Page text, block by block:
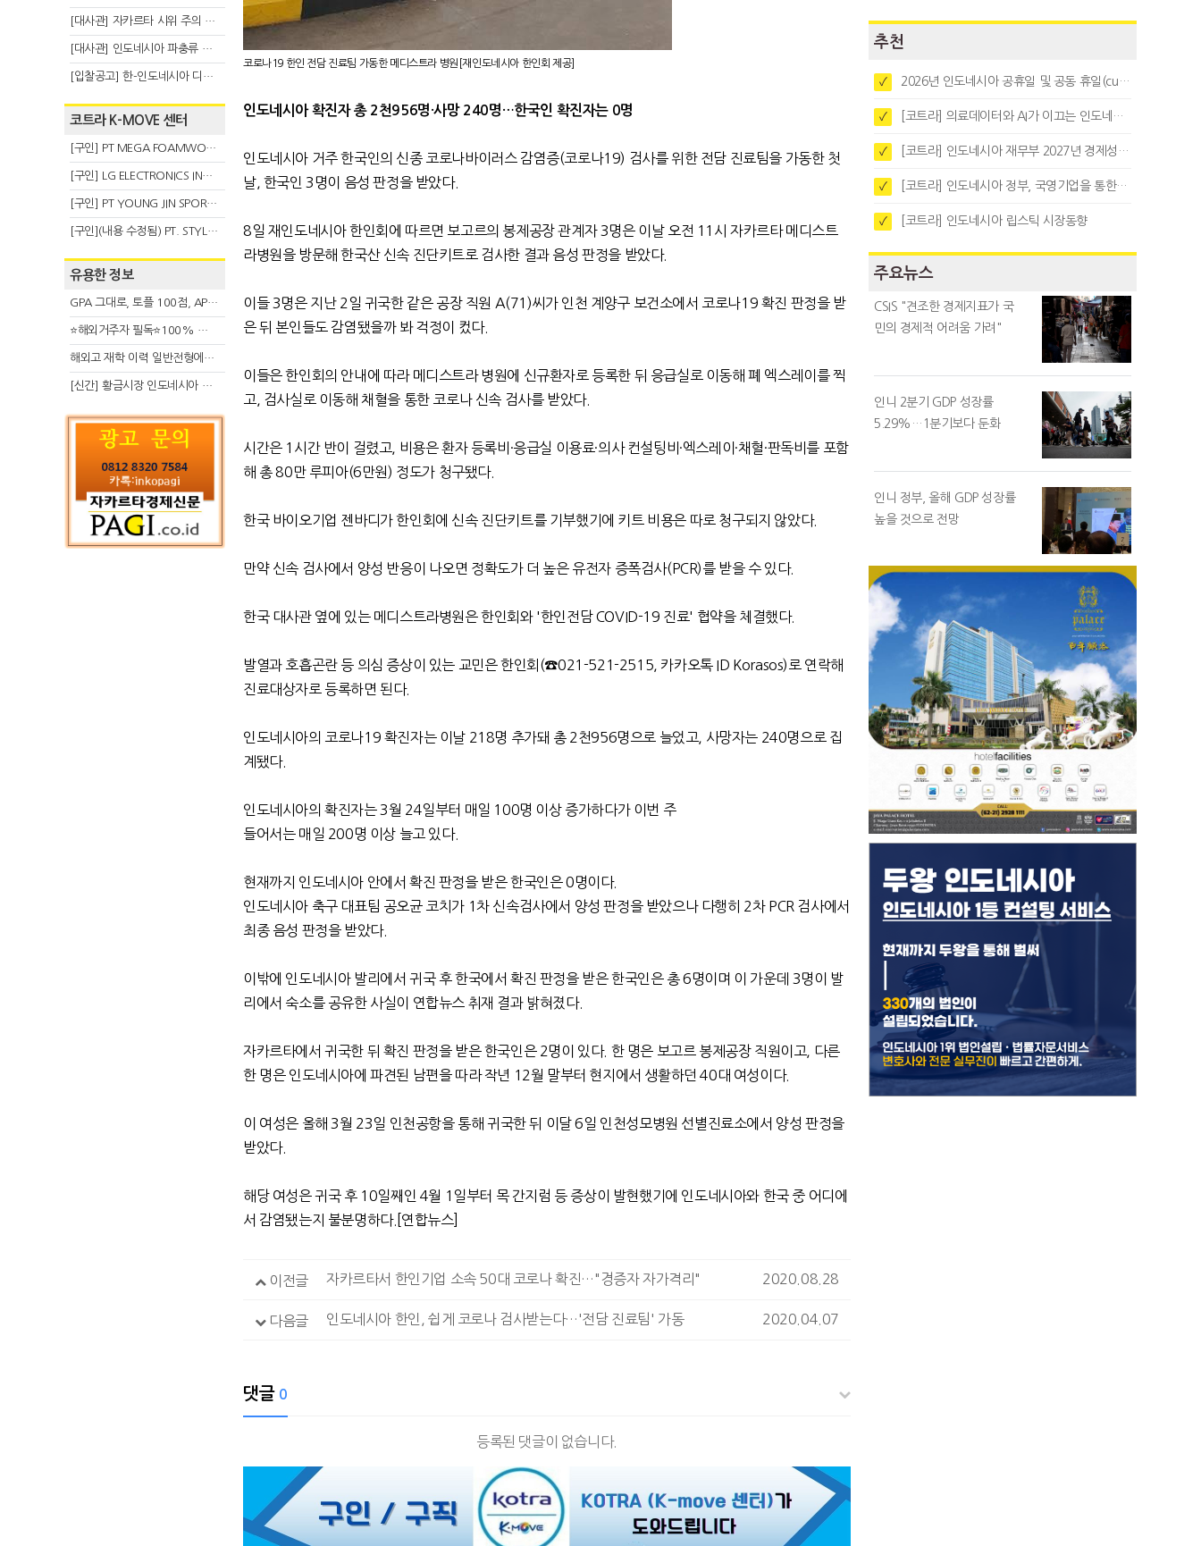
[대사관] 자카르타 시위 주의 안내(8.3)
[대사관] 인도네시아 파충류 불법 반출 주의 (7.29)
[입찰공고] 한-인도네시아 디지털융복합 탈 전시회
코트라 K-MOVE 센터
[구인] PT MEGA FOAMWORKS INDONESIA
[구인] LG ELECTRONICS INDONESIA
[구인] PT YOUNG JIN SPORT INDONESIA
[구인](내용 수정됨) PT. STYLE KOREAN INDONESIA (스타일 코리안 인도네시아)
유용한 정보
GPA 그대로, 토플 100점, AP 막막 — 원인은 하나입니다
⭐해외거주자 필독⭐100% 온라인 마지막 한국어교원 2급 추가모집 (~8/2)
해외고 재학 이력 일반전형에서 분명한 입시 강점 살리는 전략
[신간] 황금시장 인도네시아 슈퍼리치의 성공 수업
코로나19 한인 전담 진료팀 가동한 메디스트라 병원[재인도네시아 한인회 제공]
인도네시아 확진자 총 2천956명·사망 240명…한국인 확진자는 0명
인도네시아 거주 한국인의 신종 코로나바이러스 감염증(코로나19) 검사를 위한 전담 진료팀을 가동한 첫
날, 한국인 3명이 음성 판정을 받았다.
8일 재인도네시아 한인회에 따르면 보고르의 봉제공장 관계자 3명은 이날 오전 11시 자카르타 메디스트
라병원을 방문해 한국산 신속 진단키트로 검사한 결과 음성 판정을 받았다.
이들 3명은 지난 2일 귀국한 같은 공장 직원 A(71)씨가 인천 계양구 보건소에서 코로나19 확진 판정을 받
은 뒤 본인들도 감염됐을까 봐 걱정이 컸다.
이들은 한인회의 안내에 따라 메디스트라 병원에 신규환자로 등록한 뒤 응급실로 이동해 폐 엑스레이를 찍
고, 검사실로 이동해 채혈을 통한 코로나 신속 검사를 받았다.
시간은 1시간 반이 걸렸고, 비용은 환자 등록비·응급실 이용료·의사 컨설팅비·엑스레이·채혈·판독비를 포함
해 총 80만 루피아(6만원) 정도가 청구됐다.
한국 바이오기업 젠바디가 한인회에 신속 진단키트를 기부했기에 키트 비용은 따로 청구되지 않았다.
만약 신속 검사에서 양성 반응이 나오면 정확도가 더 높은 유전자 증폭검사(PCR)를 받을 수 있다.
한국 대사관 옆에 있는 메디스트라병원은 한인회와 '한인전담 COVID-19 진료' 협약을 체결했다.
발열과 호흡곤란 등 의심 증상이 있는 교민은 한인회(☎021-521-2515, 카카오톡 ID Korasos)로 연락해
진료대상자로 등록하면 된다.
인도네시아의 코로나19 확진자는 이날 218명 추가돼 총 2천956명으로 늘었고, 사망자는 240명으로 집
계됐다.
인도네시아의 확진자는 3월 24일부터 매일 100명 이상 증가하다가 이번 주
들어서는 매일 200명 이상 늘고 있다.
현재까지 인도네시아 안에서 확진 판정을 받은 한국인은 0명이다.
인도네시아 축구 대표팀 공오균 코치가 1차 신속검사에서 양성 판정을 받았으나 다행히 2차 PCR 검사에서
최종 음성 판정을 받았다.
이밖에 인도네시아 발리에서 귀국 후 한국에서 확진 판정을 받은 한국인은 총 6명이며 이 가운데 3명이 발
리에서 숙소를 공유한 사실이 연합뉴스 취재 결과 밝혀졌다.
자카르타에서 귀국한 뒤 확진 판정을 받은 한국인은 2명이 있다. 한 명은 보고르 봉제공장 직원이고, 다른
한 명은 인도네시아에 파견된 남편을 따라 작년 12월 말부터 현지에서 생활하던 40대 여성이다.
이 여성은 올해 3월 23일 인천공항을 통해 귀국한 뒤 이달 6일 인천성모병원 선별진료소에서 양성 판정을
받았다.
해당 여성은 귀국 후 10일째인 4월 1일부터 목 간지럼 등 증상이 발현했기에 인도네시아와 한국 중 어디에
서 감염됐는지 불분명하다.[연합뉴스]
이전글 자카르타서 한인기업 소속 50대 코로나 확진…"경증자 자가격리" 2020.08.28
다음글 인도네시아 한인, 쉽게 코로나 검사받는다…'전담 진료팀' 가동 2020.04.07
댓글 0
등록된 댓글이 없습니다.
추천
✓ 2026년 인도네시아 공휴일 및 공동 휴일(cuti bersama)
✓ [코트라] 의료데이터와 AI가 이끄는 인도네시아 디지털 헬스케어 시장 트렌드
✓ [코트라] 인도네시아 재무부 2027년 경제성장 전망 및 목표 발표
✓ [코트라] 인도네시아 정부, 국영기업을 통한 석탄·팜유·합금철 수출 중앙집중화 추진
✓ [코트라] 인도네시아 립스틱 시장동향
주요뉴스
CSIS "견조한 경제지표가 국
민의 경제적 어려움 가려"
인니 2분기 GDP 성장률
5.29%…1분기보다 둔화
인니 정부, 올해 GDP 성장률
높을 것으로 전망